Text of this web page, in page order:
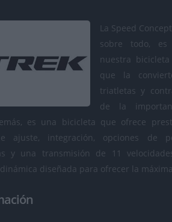
La Speed
sobre todo,
nuestra
que la
triatletas y
de la
es una bicicleta que ofrece
ajuste, integración, opciones de
y una transmisión de 11
diseñada para ofrecer la